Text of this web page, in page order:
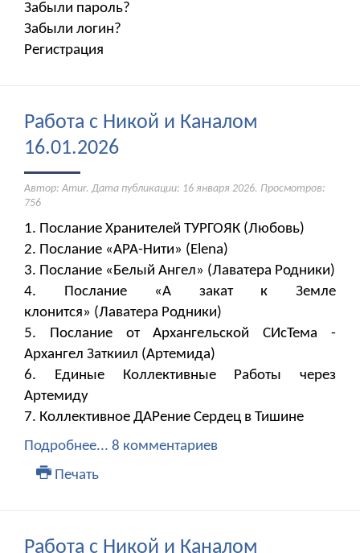
Забыли пароль?
Забыли логин?
Регистрация
Работа с Никой и Каналом
16.01.2026
Автор: Amur. Дата публикации: 16 января 2026. Просмотров:
756
1. Послание Хранителей ТУРГОЯК (Любовь)
2. Послание «АРА-Нити» (Elena)
3. Послание «Белый Ангел» (Лаватера Родники)
4. Послание «А закат к Земле
клонится» (Лаватера Родники)
5. Послание от Архангельской СИсТема -
Архангел Заткиил (Артемида)
6. Единые Коллективные Работы через
Артемиду
7. Коллективное ДАРение Сердец в Тишине
Подробнее... 8 комментариев
Печать
Работа с Никой и Каналом